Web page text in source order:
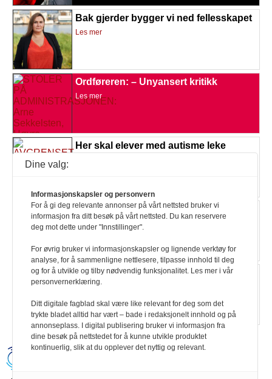
Bak gjerder bygger vi ned fellesskapet
Les mer
Ordføreren: – Unyansert kritikk
Les mer
Her skal elever med autisme leke
Skoler bryter loven
Les mer
Fra SFO til BPA
Les mer
Dine valg:
Informasjonskapsler og personvern
For å gi deg relevante annonser på vårt nettsted bruker vi
informasjon fra ditt besøk på vårt nettsted. Du kan reservere
deg mot dette under "Innstillinger".
For øvrig bruker vi informasjonskapsler og lignende verktøy for
analyse, for å sammenligne nettlesere, tilpasse innhold til deg
og for å utvikle og tilby nødvendig funksjonalitet. Les mer i vår
personvernerklæring.
Ditt digitale fagblad skal være like relevant for deg som det
trykte bladet alltid har vært – bade i redaksjonelt innhold og på
annonseplass. I digital publisering bruker vi informasjon fra
dine besøk på nettstedet for å kunne utvikle produktet
kontinuerlig, slik at du opplever det nyttig og relevant.